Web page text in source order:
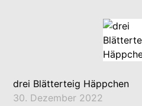
drei Blätterteig Häppchen
30. Dezember 2022